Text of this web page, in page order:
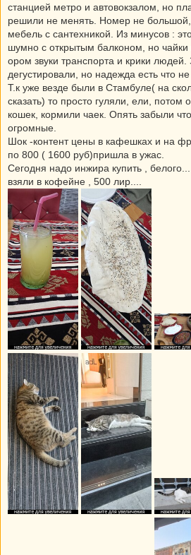
станцией метро и автовокзалом, но
решили не менять. Номер не большой,
мебель с сантехникой. Из минусов :
шумно с открытым балконом, но
ором звуки транспорта и крики людей.
дегустировали, но надежда есть что не
Т.к уже везде были в Стамбуле( на
сказать) то просто гуляли, ели, потом
кошек, кормили чаек. Опять забыли
огромные.
Шок -контент цены в кафешках и на
по 800 ( 1600 руб)пришла в ужас.
Сегодня надо инжира купить ,
взяли в кофейне , 500 лир....